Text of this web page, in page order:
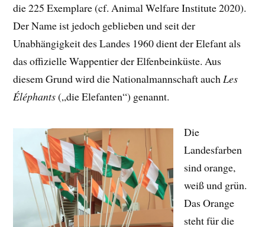
die 225 Exemplare (cf. Animal Welfare Institute 2020).
Der Name ist jedoch geblieben und seit der
Unabhängigkeit des Landes 1960 dient der Elefant als
das offizielle Wappentier der Elfenbeinküste. Aus
diesem Grund wird die Nationalmannschaft auchLes
Éléphants(„die Elefanten“) genannt.
Die
Landesfarben
sind orange,
weiß und grün.
Das Orange
steht für die